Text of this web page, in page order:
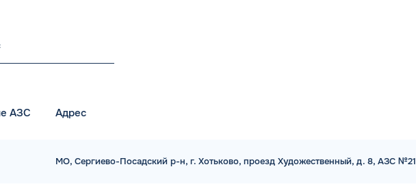
АЗС Адрес
МО, Сергиево-Посадский р-н, г. Хотьково, проезд Художественный, д. 8, АЗС №21